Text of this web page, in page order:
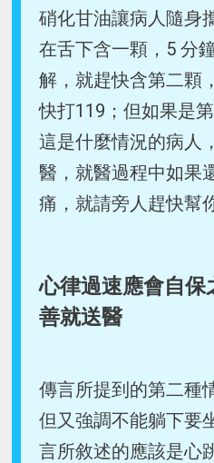
硝化甘油讓病人隨身
在舌下含一顆，5 分
解，就趕快含第二顆
快打119；但如果是
這是什麼情況的病人
醫，就醫過程中如果
痛，就請旁人趕快幫
心律過速應會自
善就送醫
傳言所提到的第二種
但又強調不能躺下要
言所敘述的應該是心